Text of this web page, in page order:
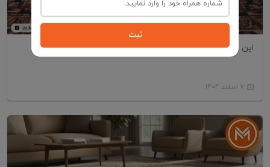
این مدل فرش‌ها خونه رو کوچیک‌تر نشون می‌دن!
7 اسفند 1404
ثبت